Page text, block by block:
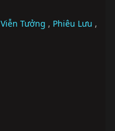
Viễn Tưởng , Phiêu Lưu ,